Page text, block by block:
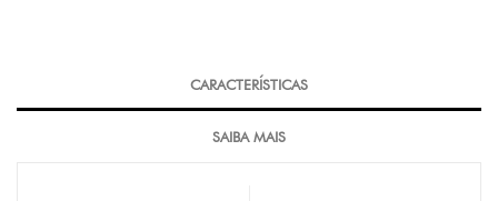
CARACTERÍSTICAS
SAIBA MAIS